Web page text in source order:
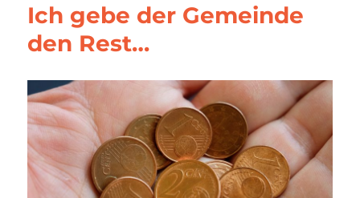
Ich gebe der Gemeinde
den Rest…